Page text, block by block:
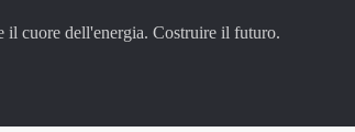
cuore dell'energia. Costruire il futuro.